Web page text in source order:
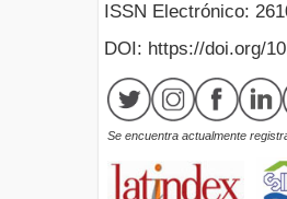
ISSN Electrónico:
DOI: https://doi.org/
Se encuentra actualmente